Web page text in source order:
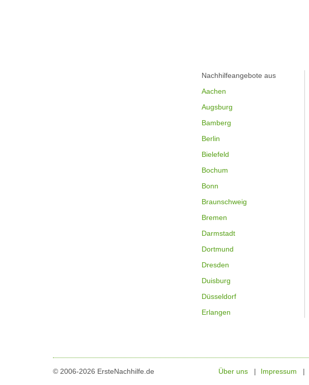
Nachhilfeangebote aus
Aachen
Augsburg
Bamberg
Berlin
Bielefeld
Bochum
Bonn
Braunschweig
Bremen
Darmstadt
Dortmund
Dresden
Duisburg
Düsseldorf
Erlangen
© 2006-2026 ErsteNachhilfe.de Über uns Impressum